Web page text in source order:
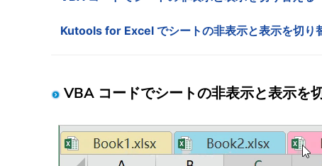
Kutools for Excel でシートの非表示と表示を切り
VBA コードでシートの非表示と表示を